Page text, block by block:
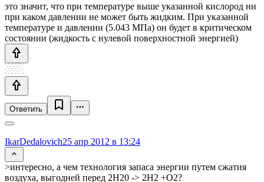
это значит, что при температуре выше указанной кислород ни
при каком давлении не может быть жидким. При указанной
температуре и давлении (5.043 МПа) он будет в критическом
состоянии (жидкость с нулевой поверхностной энергией)
Ответить
IkarDedalovich25 апр 2012 в 13:24
>интересно, а чем технология запаса энергии путем сжатия
воздуха, выгодней перед 2H20 -> 2H2 +O2?